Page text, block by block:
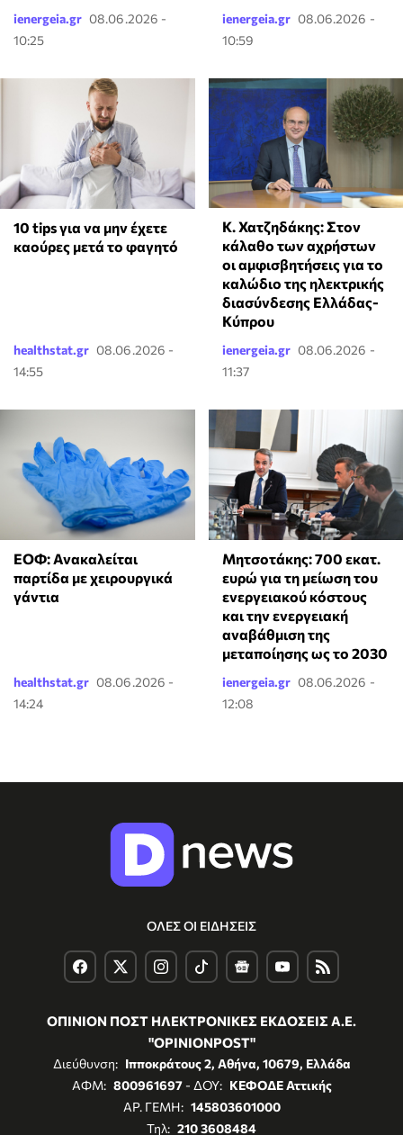
ienergeia.gr 08.06.2026 -
10:25
ienergeia.gr 08.06.2026 -
10:59
10 tips για να μην έχετε
καούρες μετά το φαγητό
healthstat.gr 08.06.2026 -
14:55
Κ. Χατζηδάκης: Στον
κάλαθο των αχρήστων
οι αμφισβητήσεις για το
καλώδιο της ηλεκτρικής
διασύνδεσης Ελλάδας-
Κύπρου
ienergeia.gr 08.06.2026 -
11:37
ΕΟΦ: Ανακαλείται
παρτίδα με χειρουργικά
γάντια
healthstat.gr 08.06.2026 -
14:24
Μητσοτάκης: 700 εκατ.
ευρώ για τη μείωση του
ενεργειακού κόστους
και την ενεργειακή
αναβάθμιση της
μεταποίησης ως το 2030
ienergeia.gr 08.06.2026 -
12:08
ΟΛΕΣ ΟΙ ΕΙΔΗΣΕΙΣ
ΟΠΙΝΙΟΝ ΠΟΣΤ ΗΛΕΚΤΡΟΝΙΚΕΣ ΕΚΔΟΣΕΙΣ Α.Ε.
"OPINIONPOST"
Διεύθυνση: Ιπποκράτους 2, Αθήνα, 10679, Ελλάδα
ΑΦΜ: 800961697- ΔΟΥ: ΚΕΦΟΔΕ Αττικής
ΑΡ. ΓΕΜΗ: 145803601000
Τηλ: 210 3608484